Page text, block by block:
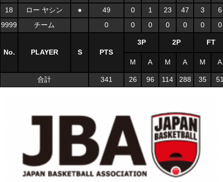
18 ロー ヤシン ● 49 0 1 23 47 3
6
9999
チーム 0 0 0 0 0 0 0
No. PLAYER S PTS
3P 2P FT
M A M A M A
合計 341 26 96 114 288 35